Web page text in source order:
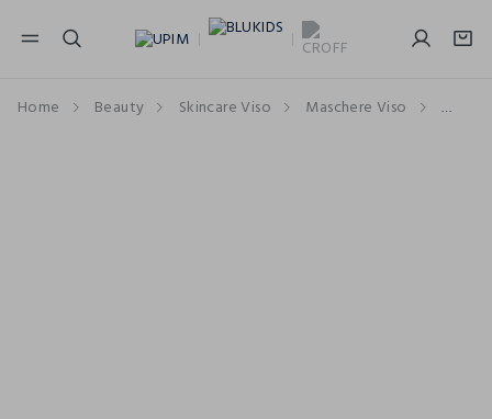
NAVIGATION.ARIA.GOTOMAINCONTENT
Home Beauty Skincare Viso Maschere Viso